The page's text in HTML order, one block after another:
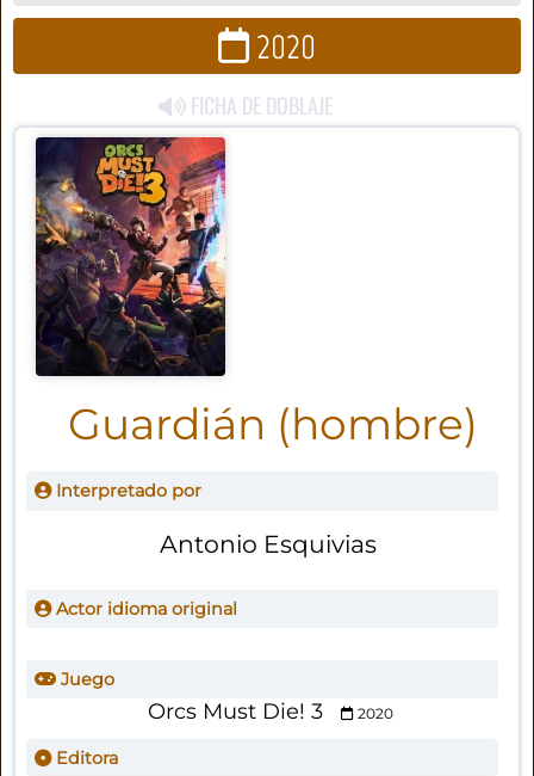
2020
FICHA DE DOBLAJE
Guardián (hombre)
Interpretado por
Antonio Esquivias
Actor idioma original
Juego
Orcs Must Die! 3 2020
Editora